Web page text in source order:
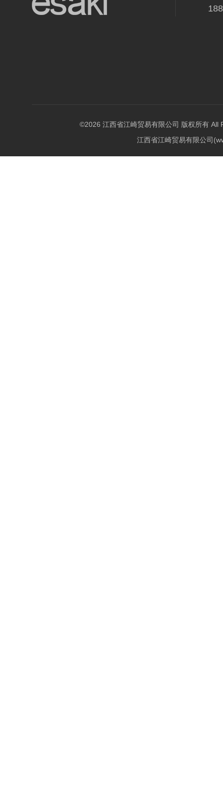
©2026 江西省江崎贸易有限公司 版权所有 All
江西省江崎贸易有限公司